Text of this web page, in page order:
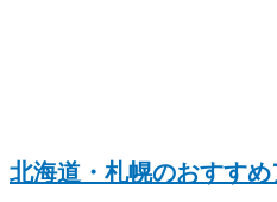
北海道・札幌のおすす